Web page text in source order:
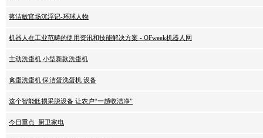
蒋洁敏官场沉浮记-环球人物
机器人在工业范畴的使用资讯和技能解决方案 - OFweek机器人网
主动洗蛋机 小型新款洗蛋机
禽蛋洗蛋机 保洁蛋洗蛋机 设备
这个智能低损采脱设备 让农户“一趟收洁净”
今日重点_厨卫家电